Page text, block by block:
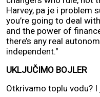
Harvey, pa je i problem
you’re going to deal
and the power of
there’s any real
independent."
UKLJUČIMO BOJLER
Otkrivamo toplu vodu?